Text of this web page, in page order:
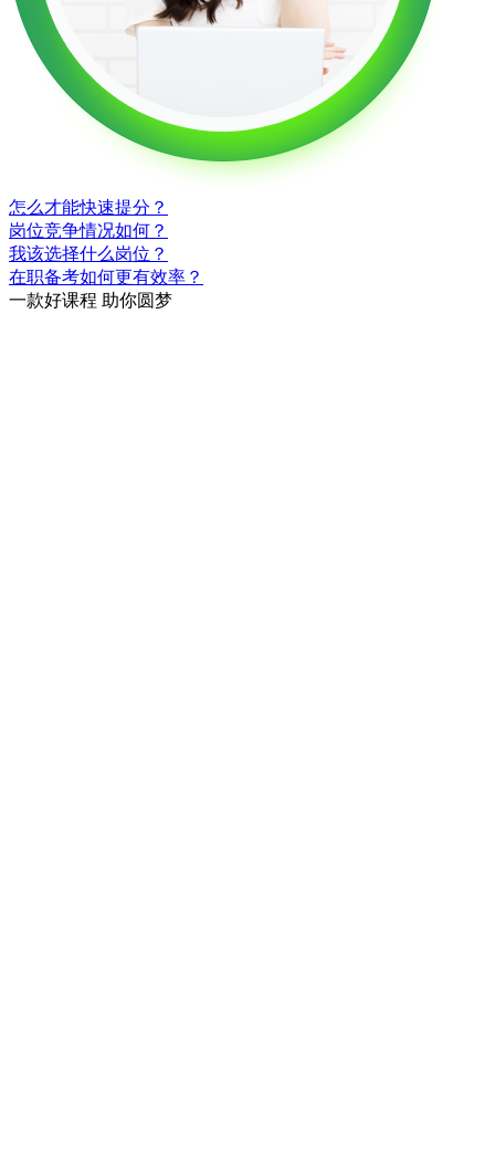
怎么才能快速提分？
岗位竞争情况如何？
我该选择什么岗位？
在职备考如何更有效率？
一款好课程 助你圆梦